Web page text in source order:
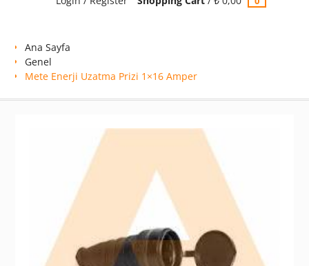
Ana Sayfa
Genel
Mete Enerji Uzatma Prizi 1×16 Amper